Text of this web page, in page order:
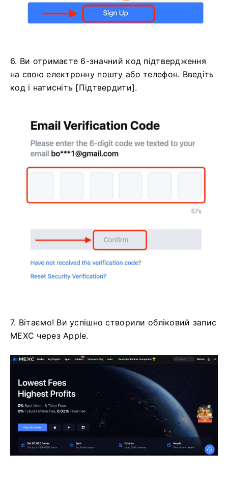
6. Ви отримаєте 6-значний код підтвердження
на свою електронну пошту або телефон. Введіть
код і натисніть [Підтвердити].
7. Вітаємо! Ви успішно створили обліковий запис
MEXC через Apple.